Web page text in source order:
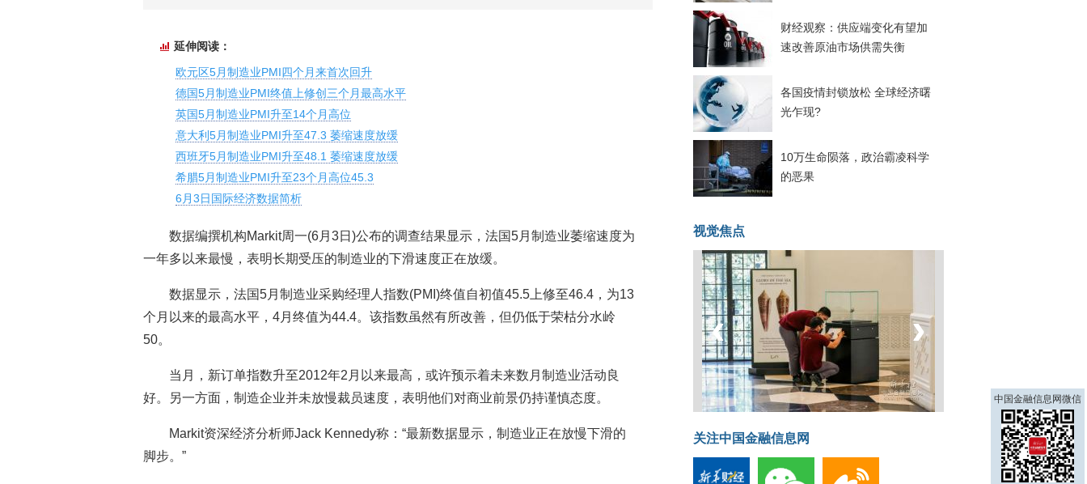
延伸阅读：
欧元区5月制造业PMI四个月来首次回升
德国5月制造业PMI终值上修创三个月最高水平
英国5月制造业PMI升至14个月高位
意大利5月制造业PMI升至47.3 萎缩速度放缓
西班牙5月制造业PMI升至48.1 萎缩速度放缓
希腊5月制造业PMI升至23个月高位45.3
6月3日国际经济数据简析
数据编撰机构Markit周一(6月3日)公布的调查结果显示，法国5月制造业萎缩速度为
一年多以来最慢，表明长期受压的制造业的下滑速度正在放缓。
数据显示，法国5月制造业采购经理人指数(PMI)终值自初值45.5上修至46.4，为13
个月以来的最高水平，4月终值为44.4。该指数虽然有所改善，但仍低于荣枯分水岭
50。
当月，新订单指数升至2012年2月以来最高，或许预示着未来数月制造业活动良
好。另一方面，制造企业并未放慢裁员速度，表明他们对商业前景仍持谨慎态度。
Markit资深经济分析师Jack Kennedy称：“最新数据显示，制造业正在放慢下滑的
脚步。”
财经观察：供应端变化有望加
速改善原油市场供需失衡
各国疫情封锁放松 全球经济曙
光乍现?
10万生命陨落，政治霸凌科学
的恶果
视觉焦点
菲律宾：防疫降级
‹ ›
关注中国金融信息网
中国金融信息网微信